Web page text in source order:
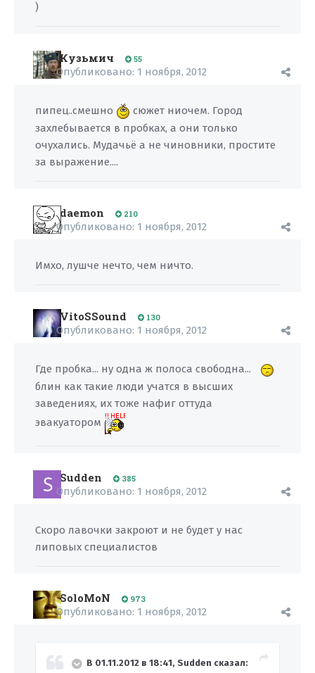
)
Кузьмич 55
Опубликовано: 1 ноября, 2012
пипец..смешно
сюжет ниочем. Город
захлебывается в пробках, а они только
очухались. Мудачьё а не чиновники, простите
за выражение....
daemon 210
Опубликовано: 1 ноября, 2012
Имхо, лушче нечто, чем ничто.
VitoSSound 130
Опубликовано: 1 ноября, 2012
Где пробка... ну одна ж полоса свободна...
блин как такие люди учатся в высших
заведениях, их тоже нафиг оттуда
эвакуатором
Sudden 385
Опубликовано: 1 ноября, 2012
Скоро лавочки закроют и не будет у нас
липовых специалистов
SoloMoN 973
Опубликовано: 1 ноября, 2012
В 01.11.2012 в 18:41, Sudden сказал: